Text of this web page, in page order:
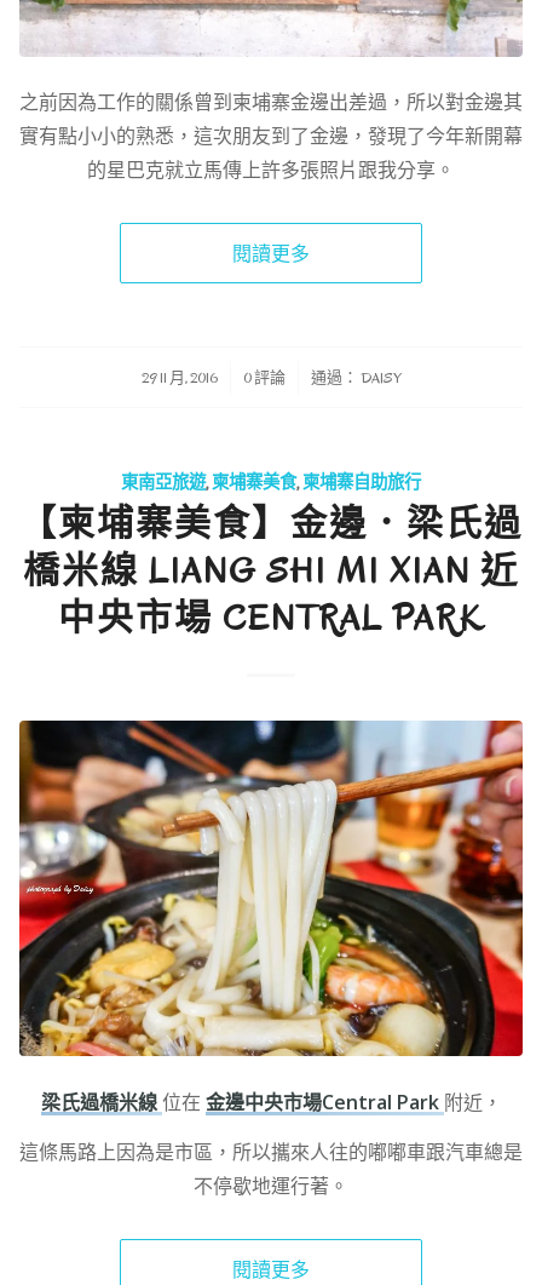
之前因為工作的關係曾到柬埔寨金邊出差過，所以對金邊其
實有點小小的熟悉，這次朋友到了金邊，發現了今年新開幕
的星巴克就立馬傳上許多張照片跟我分享。
閱讀更多
29 11 月, 2016
/ 0 評論 通過： DAISY
東南亞旅遊,柬埔寨美食,柬埔寨自助旅行
【柬埔寨美食】金邊．梁氏過
橋米線 LIANG SHI MI XIAN 近
中央市場 CENTRAL PARK
梁氏過橋米線位在 金邊中央市場Central Park 附近，
這條馬路上因為是市區，所以攜來人往的嘟嘟車跟汽車總是
不停歇地運行著。
閱讀更多